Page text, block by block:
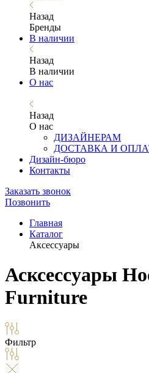
Назад
Бренды
В наличии
Назад
В наличии
О нас
Назад
О нас
ДИЗАЙНЕРАМ
ДОСТАВКА И
Дизайн-бюро
Контакты
Заказать звонок
Позвонить
Главная
Каталог
Аксессуары
Асксессуары
Furniture
Фильтр